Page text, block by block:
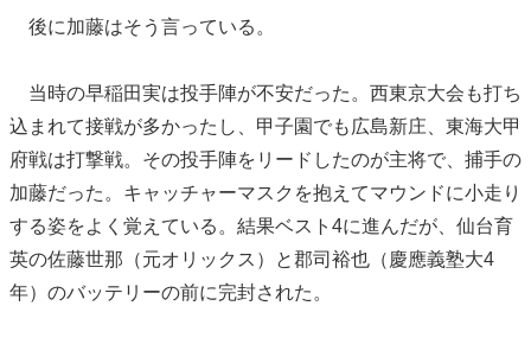
後に加藤はそう言っている。
当時の早稲田実は投手陣が不安だった。西東京大会も打ち
込まれて接戦が多かったし、甲子園でも広島新庄、東海大甲
府戦は打撃戦。その投手陣をリードしたのが主将で、捕手の
加藤だった。キャッチャーマスクを抱えてマウンドに小走り
する姿をよく覚えている。結果ベスト4に進んだが、仙台育
英の佐藤世那（元オリックス）と郡司裕也（慶應義塾大4
年）のバッテリーの前に完封された。